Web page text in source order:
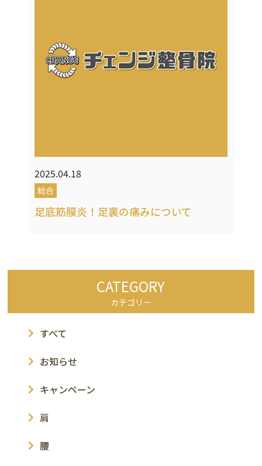
2025.04.18
総合
足底筋膜炎！足裏の痛みについて
CATEGORY
カテゴリー
すべて
お知らせ
キャンペーン
肩
腰